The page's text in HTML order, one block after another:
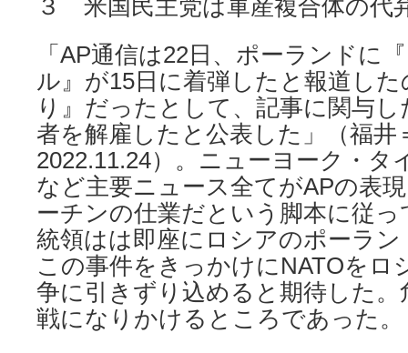
３ 米国民主党は軍産複合体の代
「AP通信は22日、ポーランドに
ル』が15日に着弾したと報道し
り』だったとして、記事に関与
者を解雇したと公表した」（福井
2022.11.24）。ニューヨーク・タ
など主要ニュース全てがAPの表
ーチンの仕業だという脚本に従
統領はは即座にロシアのポーラ
この事件をきっかけにNATOをロ
争に引きずり込めると期待した。
戦になりかけるところであった。